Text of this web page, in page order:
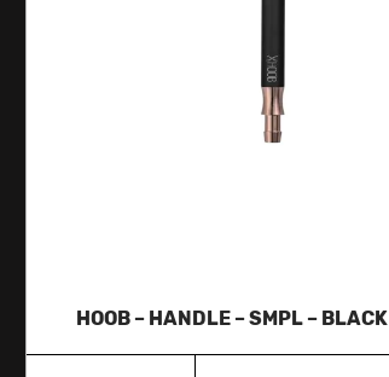
HOOB – HANDLE – SMPL –